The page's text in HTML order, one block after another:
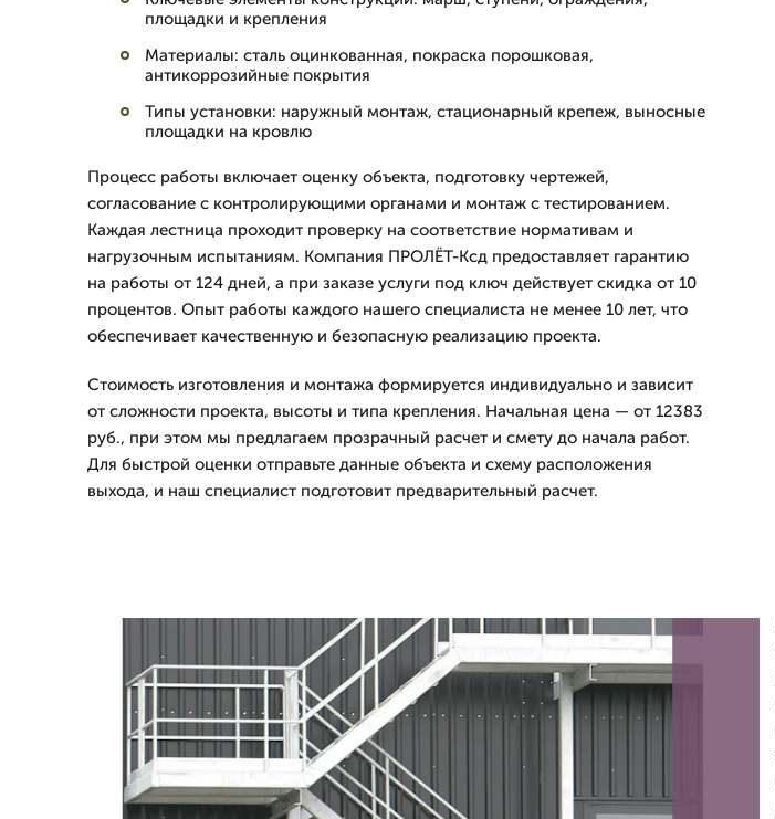
площадки и крепления
Материалы: сталь оцинкованная, покраска порошковая,
антикоррозийные покрытия
Типы установки: наружный монтаж, стационарный крепеж, выносные
площадки на кровлю
Процесс работы включает оценку объекта, подготовку чертежей,
согласование с контролирующими органами и монтаж с тестированием.
Каждая лестница проходит проверку на соответствие нормативам и
нагрузочным испытаниям. Компания ПРОЛЁТ-Ксд предоставляет гарантию
на работы от 124 дней, а при заказе услуги под ключ действует скидка от 10
процентов. Опыт работы каждого нашего специалиста не менее 10 лет, что
обеспечивает качественную и безопасную реализацию проекта.
Стоимость изготовления и монтажа формируется индивидуально и зависит
от сложности проекта, высоты и типа крепления. Начальная цена — от 12383
руб., при этом мы предлагаем прозрачный расчет и смету до начала работ.
Для быстрой оценки отправьте данные объекта и схему расположения
выхода, и наш специалист подготовит предварительный расчет.